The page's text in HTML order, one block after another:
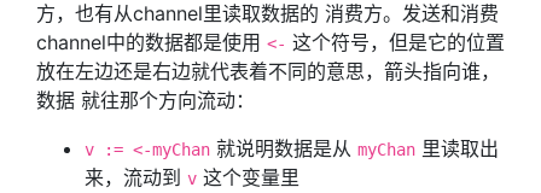
方，也有从channel里读取数据的 消费方。发送和消费
channel中的数据都是使用 <- 这个符号，但是它的位置
放在左边还是右边就代表着不同的意思，箭头指向谁，
数据 就往那个方向流动：
v := <-myChan 就说明数据是从 myChan 里读取出
来，流动到 v 这个变量里